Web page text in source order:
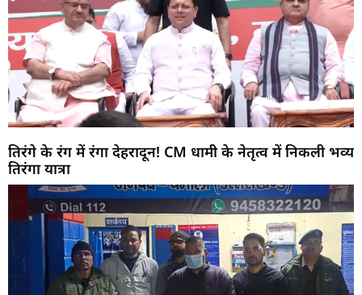
तिरंगे के रंग में रंगा देहरादून! CM धामी के नेतृत्व में निकली भव्य
तिरंगा यात्रा